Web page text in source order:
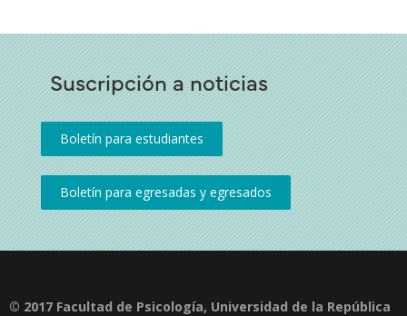
Suscripción a noticias
© 2017 Facultad de Psicología, Universidad de la República